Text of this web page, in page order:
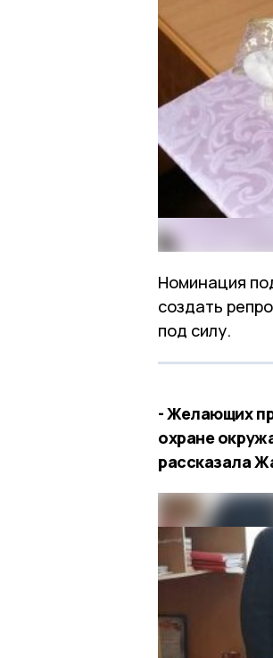
Номинация
создать
под силу.
- Желающих
охране
рассказала